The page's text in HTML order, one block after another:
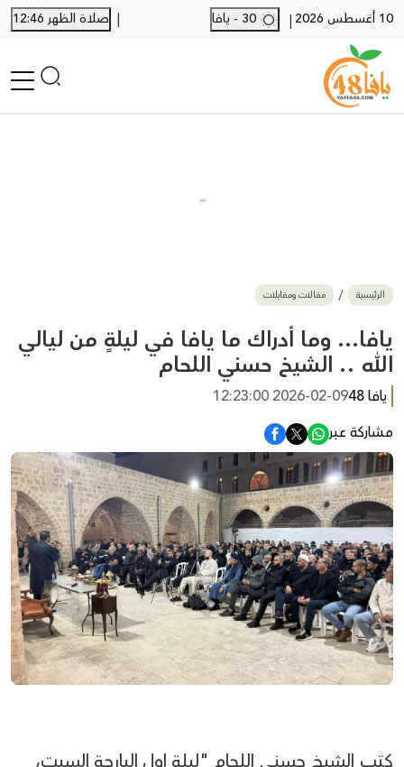
10 أغسطس 2026 |
| صلاة الظهر 12:46
بيع وشراء
أخبار القدس
وفيات
المزيد
ارسل خبر
الرئيسية مقالات ومقابلات
يافا… وما أدراك ما يافا في ليلةٍ من ليالي
الله .. الشيخ حسني اللحام
يافا 48
2026-02-09 12:23:00
مشاركة عبر
كتب الشيخ حسني اللحام "ليلة اول البارحة السبت،